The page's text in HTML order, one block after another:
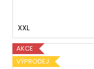
XXL
AKCE
VÝPRODEJ